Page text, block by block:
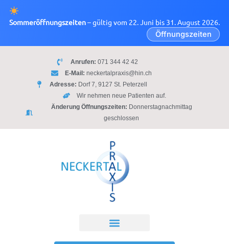
Sommeröffnungszeiten– gültig vom 22. Juni bis 31. August 2026.
Öffnungszeiten
Zum
Inhalt
Anrufen: 071 344 42 42
E-Mail: neckertalpraxis@hin.ch
Adresse: Dorf 7, 9127 St. Peterzell
Wir nehmen neue Patienten auf.
Änderung Öffnungszeiten: Donnerstagnachmittag
geschlossen